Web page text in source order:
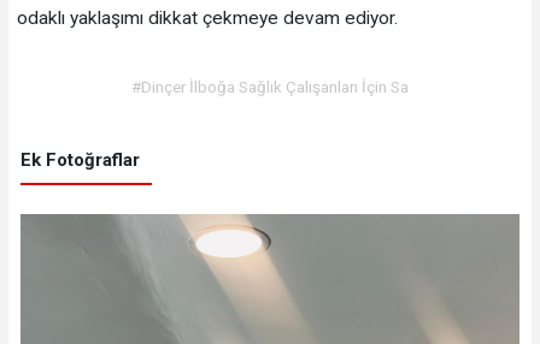
odaklı yaklaşımı dikkat çekmeye devam ediyor.
#Dinçer İlboğa Sağlık Çalışanları İçin Sa
Ek Fotoğraflar